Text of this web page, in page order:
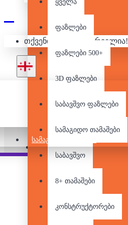
ᲡᲐᲛᲐᲒᲘᲓᲝ ᲗᲐᲛᲐᲨᲔᲑᲘ
ყველა
ფაზლები
ფაზლები 500+
3D ფაზლები
საბავშვო ფაზლები
სამაგიდო თამაშები
საბავშვო
8+ თამაშები
კონსტრუქტორები
თქვენი კალათა ცარიელია!
Pair it With